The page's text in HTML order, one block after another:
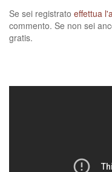
Se sei registrato effettua
commento. Se non sei
gratis.